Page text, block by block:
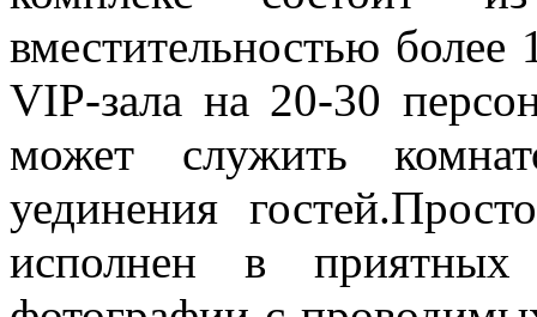
вместительностью более
VIP-зала на 20-30
может служить
уединения
исполнен в